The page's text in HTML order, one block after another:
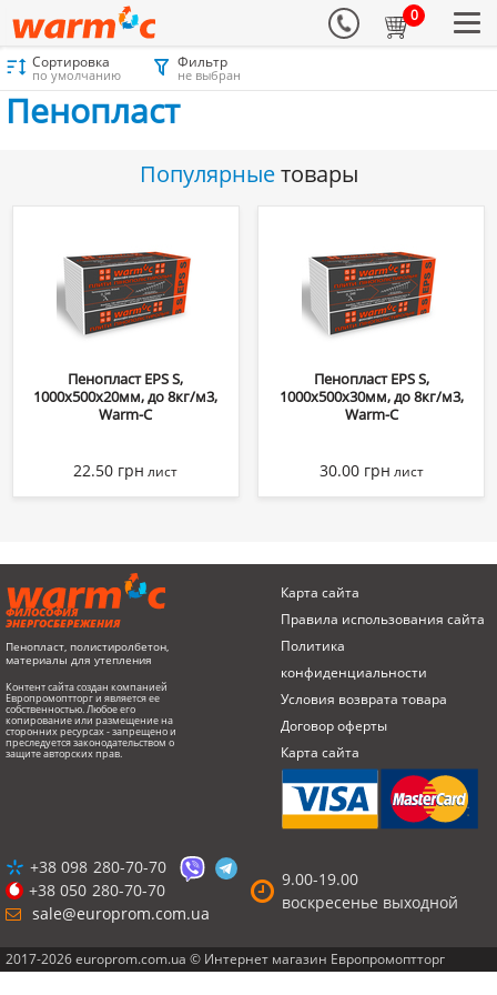
0
Материалы для утепления Каталог
Сортировка
по умолчанию
Фильтр
не выбран
Пенопласт
Популярныетовары
Пенопласт EPS S,
1000х500х20мм, до 8кг/м3,
Warm-C
22.50 грн лист
Пенопласт EPS S,
1000х500х30мм, до 8кг/м3,
Warm-C
30.00 грн лист
ФИЛОСОФИЯ
ЭНЕРГОСБЕРЕЖЕНИЯ
Пенопласт, полистиролбетон,
материалы для утепления
Контент сайта создан компанией
Европромоптторг и является ее
собственностью. Любое его
копирование или размещение на
сторонних ресурсах - запрещено и
преследуется законодательством о
защите авторских прав.
Карта сайта
Правила использования сайта
Политика
конфиденциальности
Условия возврата товарa
Договор оферты
Карта сайта
9.00-19.00
воскресенье выходной
+38 098 280-70-70
+38 050 280-70-70
sale@europrom.com.ua
2017-2026 europrom.com.ua © Интернет магазин Европромоптторг